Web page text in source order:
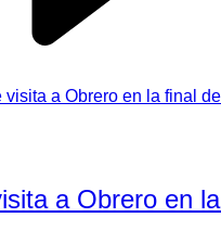
a Obrero en